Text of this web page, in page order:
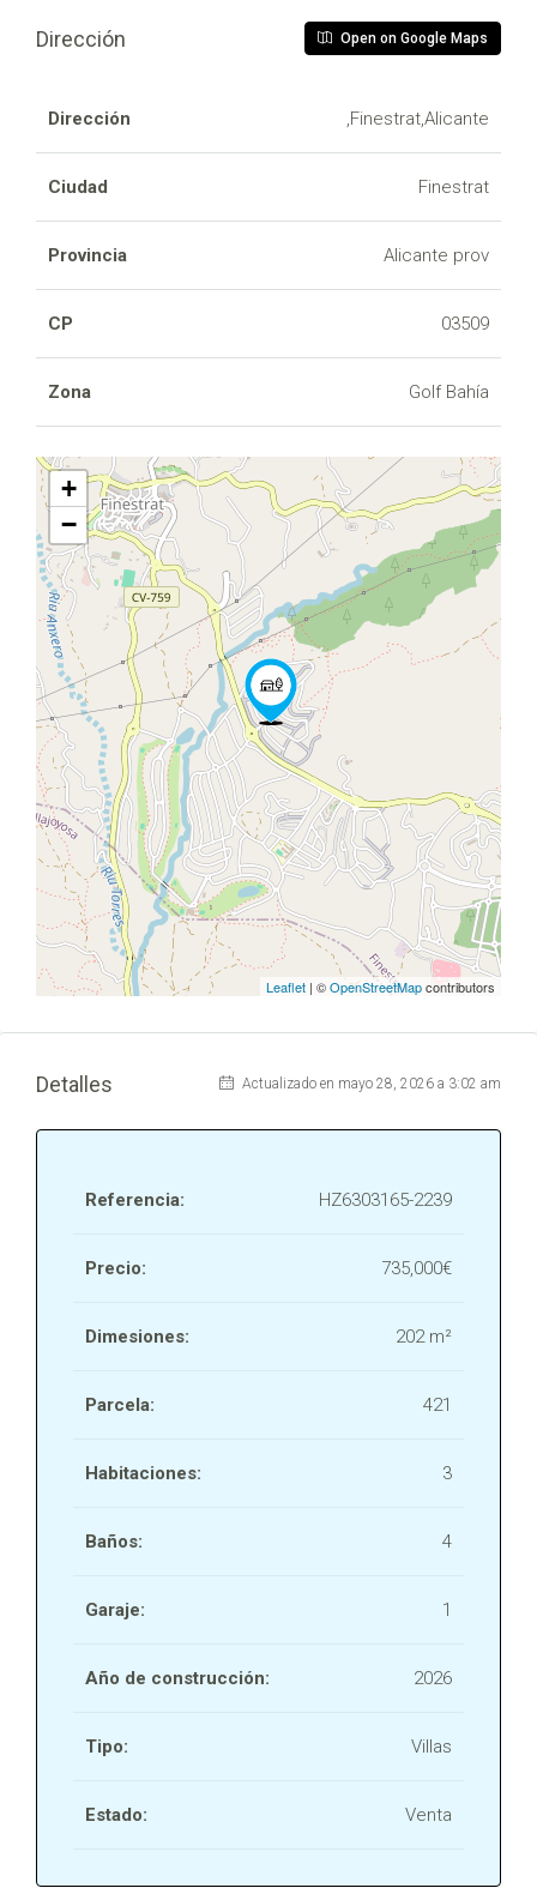
Dirección Open on Google Maps
Dirección ,Finestrat,Alicante
Ciudad Finestrat
Provincia Alicante prov
CP 03509
Zona Golf Bahía
+
−
Leaflet | ©OpenStreetMapcontributors
Detalles Actualizado en mayo 28, 2026 a 3:02 am
Referencia: HZ6303165-2239
Precio: 735,000€
Dimesiones: 202 m²
Parcela: 421
Habitaciones: 3
Baños: 4
Garaje: 1
Año de construcción: 2026
Tipo: Villas
Estado: Venta